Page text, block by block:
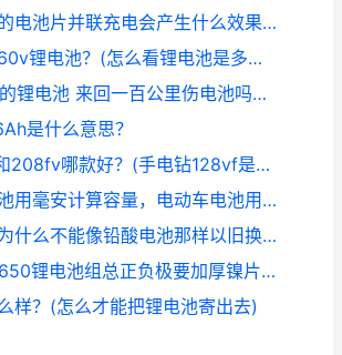
两种不同效率的电池片并联充电会产生什么效果？(电池并联容量会怎么样)
怎么知道这个60v锂电池？(怎么看锂电池是多少串的)
我是72v65ah的锂电池 来回一百公里伤电池吗？(72v100ah电池多少钱)
是什么意思？
锂电池588tv和208fv哪款好？(手电钻128vf是多少伏)
为什么手机电池用毫安计算容量，电动车电池用伏计量容量呢？(手机电池的容量表示什么)
动力锂电池，为什么不能像铅酸电池那样以旧换新？(锂电电动车换铅酸电池)
组装电动车18650锂电池组总正负极要加厚镍片吗？
样？(怎么才能把锂电池寄出去)